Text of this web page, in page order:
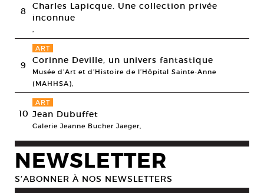
8
Charles Lapicque. Une collection privée
inconnue
,
9
ART
Corinne Deville, un univers fantastique
Musée d’Art et d’Histoire de l’Hôpital Sainte-Anne
(MAHHSA),
10
ART
Jean Dubuffet
Galerie Jeanne Bucher Jaeger,
NEWSLETTER
S’ABONNER À NOS NEWSLETTERS